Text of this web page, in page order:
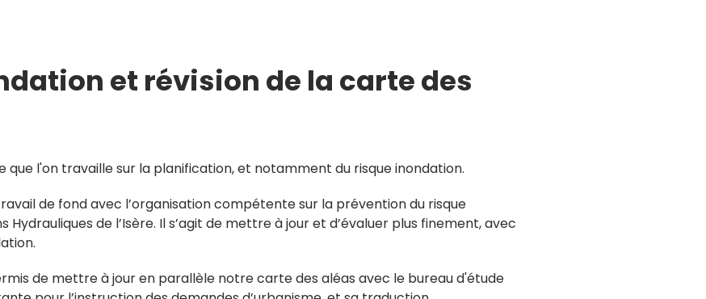
et révision de la carte des
que l'on travaille sur la planification, et notamment du risque inondation.
de fond avec l’organisation compétente sur la prévention du risque
Hydrauliques de l’Isère. Il s’agit de mettre à jour et d’évaluer plus finement, avec
de mettre à jour en parallèle notre carte des aléas avec le bureau d'étude